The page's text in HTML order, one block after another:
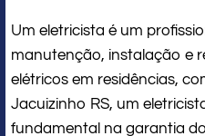
Um eletricista é um
manutenção, instalação e
elétricos em residências,
Jacuizinho RS, um
fundamental na garantia